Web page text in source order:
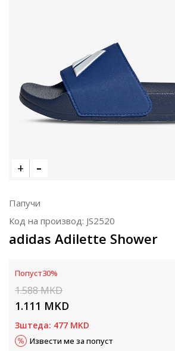
Папучи
Код на производ: JS2520
adidas Adilette Shower
Попуст30%
1.588MKD
1.111 MKD
Зштеда: 477 MKD
Извести ме за попуст